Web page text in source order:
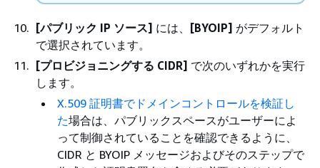
[パブリック IP ソース] には、 [BYOIP] がデフォルト
で選択されています。
[プロビジョニングする CIDR] で次のいずれかを実行
します。
X.509 証明書でドメインコントロールを検証し
た場合は、パブリックスペースがユーザーによ
って制御されていることを確認できるように、
CIDR と BYOIP メッセージおよびそのステップで